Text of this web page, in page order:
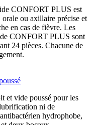
CONFORT PLUS est
orale ou axillaire précise et
en cas de fièvre. Les
CONFORT PLUS sont
24 pièces. Chacune de
et vide poussé pour les
ni de
hydrophobe,